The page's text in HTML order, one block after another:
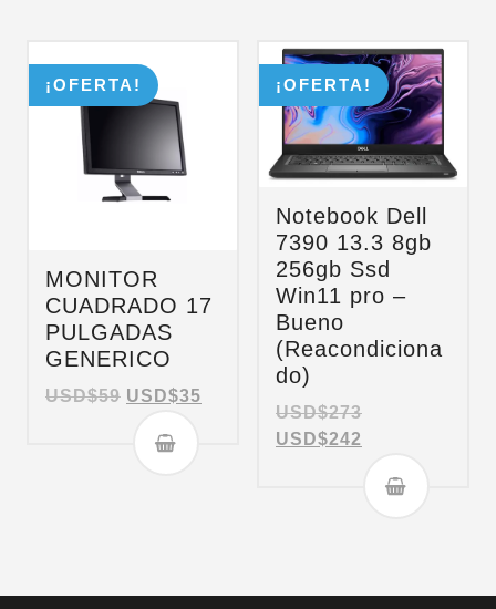
¡OFERTA!
MONITOR
CUADRADO 17
PULGADAS
GENERICO
USD$59 USD$35
¡OFERTA!
Notebook Dell
7390 13.3 8gb
256gb Ssd
Win11 pro –
Bueno
(Reacondiciona
do)
USD$273
USD$242